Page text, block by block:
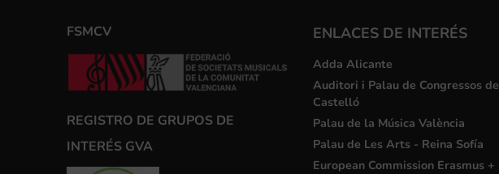
FSMCV
REGISTRO DE GRUPOS DE
INTERÉS GVA
ENLACES DE INTERÉS
Adda Alicante
Auditori i Palau de Congressos de
Castelló
Palau de la Música València
Palau de Les Arts - Reina Sofía
European Commission Erasmus +